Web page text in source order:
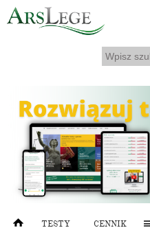
TESTY CENNIK